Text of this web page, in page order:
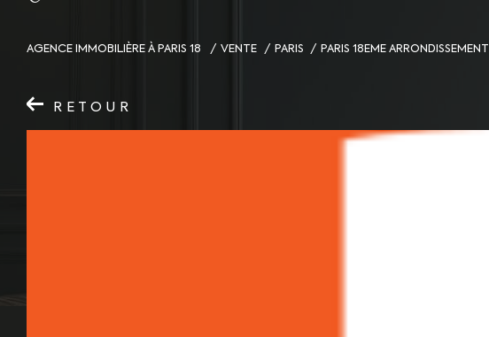
AGENCE IMMOBILIÈRE À PARIS 18 VENTE PARIS PARIS 18EME ARRONDISSEMENT
RETOUR